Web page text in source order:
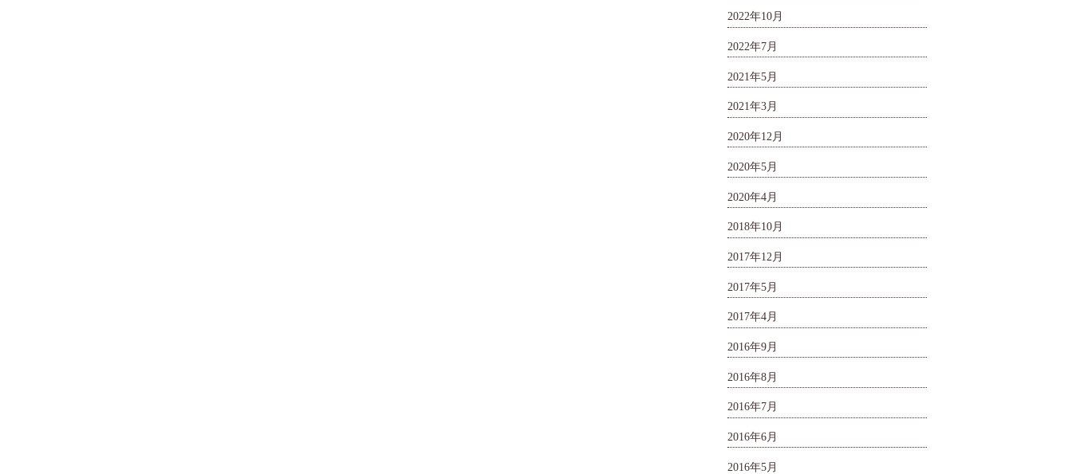
2022年10月
2022年7月
2021年5月
2021年3月
2020年12月
2020年5月
2020年4月
2018年10月
2017年12月
2017年5月
2017年4月
2016年9月
2016年8月
2016年7月
2016年6月
2016年5月